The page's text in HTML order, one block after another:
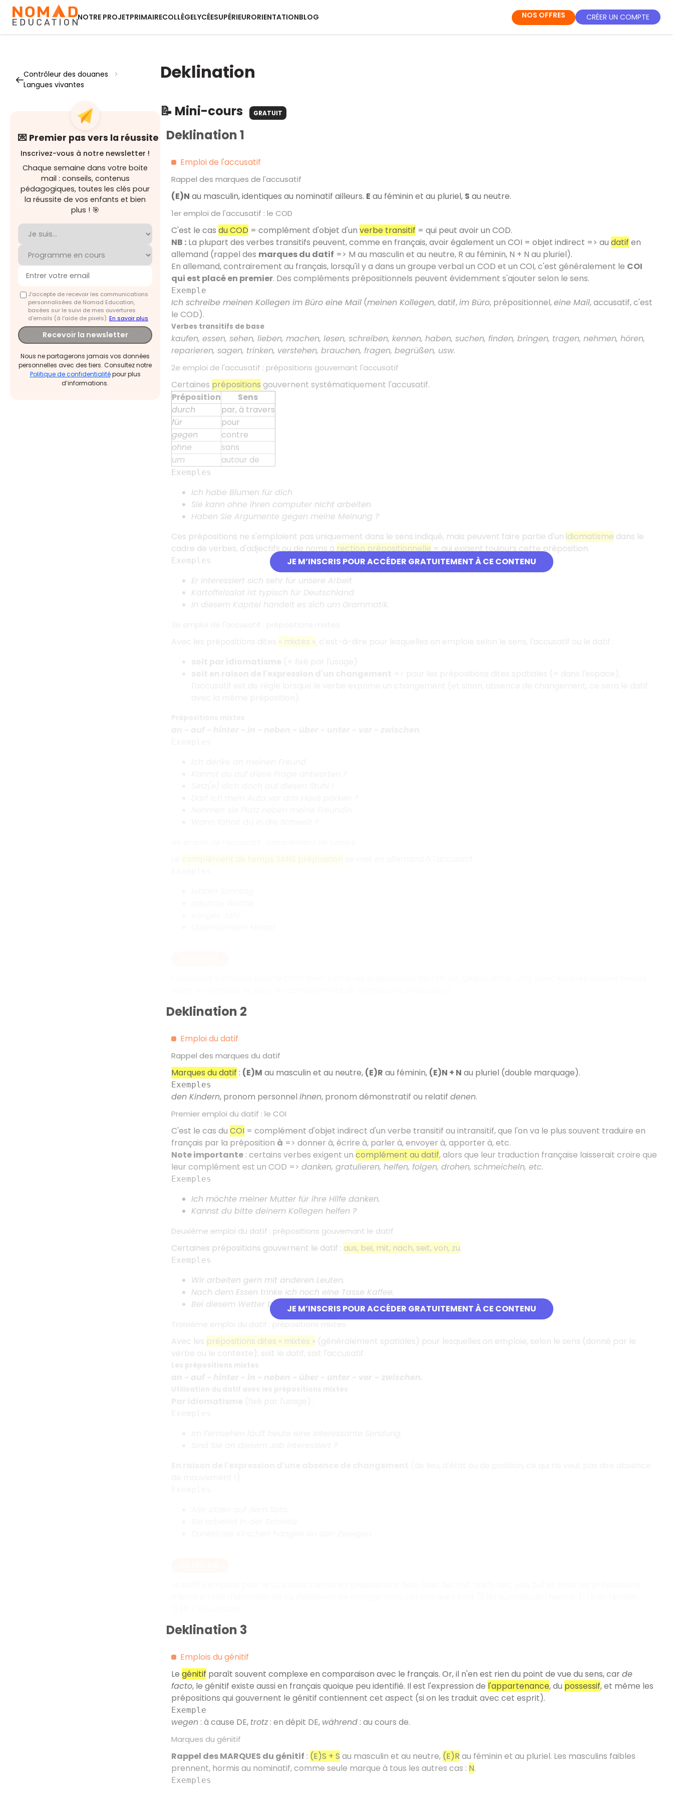
NOTRE PROJETPRIMAIRECOLLÈGELYCÉESUPÉRIEURORIENTATIONBLOG NOS OFFRES CRÉER UN COMPTE
Contrôleur des douanes
>
Langues vivantes
💌 Premier pas vers la réussite
Inscrivez-vous à notre newsletter !
Chaque semaine dans votre boite
mail : conseils, contenus
pédagogiques, toutes les clés pour
la réussite de vos enfants et bien
plus ! 🎯
J'accepte de recevoir les communications
personnalisées de Nomad Education,
basées sur le suivi de mes ouvertures
d'emails (à l’aide de pixels).En savoir plus
Recevoir la newsletter
Nous ne partagerons jamais vos données
personnelles avec des tiers. Consultez notre
Politique de confidentialitépour plus
d’informations.
Deklination
📝 Mini-cours GRATUIT
JE M’INSCRIS POUR ACCÉDER GRATUITEMENT À CE CONTENU
Deklination 1
Emploi de l'accusatif
Rappel des marques de l'accusatif
(E)N au masculin, identiques au nominatif ailleurs. E au féminin et au pluriel, S au neutre.
1er emploi de l'accusatif : le COD
C'est le cas du COD = complément d'objet d'un verbe transitif = qui peut avoir un COD.
NB :La plupart des verbes transitifs peuvent, comme en français, avoir également un COI = objet indirect => au datif en
allemand (rappel des marques du datif => M au masculin et au neutre, R au féminin, N + N au pluriel).
En allemand, contrairement au français, lorsqu'il y a dans un groupe verbal un COD et un COI, c'est généralement le COI
qui est placé en premier. Des compléments prépositionnels peuvent évidemment s'ajouter selon le sens.
Exemple
Ich schreibe meinen Kollegen im Büro eine Mail(meinen Kollegen, datif,im Büro, prépositionnel,eine Mail, accusatif, c'est
le COD).
Verbes transitifs de base
kaufen, essen, sehen, lieben, machen, lesen, schreiben, kennen, haben, suchen, finden, bringen, tragen, nehmen, hören,
reparieren, sagen, trinken, verstehen, brauchen, fragen, begrüßen, usw.
2e emploi de l'accusatif : prépositions gouvernant l'accusatif
Certaines prépositions gouvernent systématiquement l'accusatif.
Préposition
Sens
durch
par, à travers
für
pour
gegen
contre
ohne
sans
um
autour de
Exemples
Ich habe Blumen für dich
Sie kann ohne ihren computer nicht arbeiten
Haben Sie Argumente gegen meine Meinung ?
Ces prépositions ne s'emploient pas uniquement dans le sens indiqué, mais peuvent faire partie d'un idiomatisme dans le
cadre de verbes, d'adjectifs ou de noms àrection prépositionnelle= qui exigent toujours cette préposition.
Exemples
Er interessiert sich sehr für unsere Arbeit
Kartoffelsalat ist typisch für Deutschland
In diesem Kapitel handelt es sich um Grammatik.
« mixtes »
JE M’INSCRIS POUR ACCÉDER GRATUITEMENT À CE CONTENU
Deklination 2
Emploi du datif
Rappel des marques du datif
Marques du datif : (E)M au masculin et au neutre, (E)R au féminin, (E)N + N au pluriel (double marquage).
Exemples
den Kindern, pronom personnel ihnen, pronom démonstratif ou relatif denen.
Premier emploi du datif : le COI
C'est le cas du COI = complément d'objet indirect d'un verbe transitif ou intransitif, que l'on va le plus souvent traduire en
français par la préposition à => donner à, écrire à, parler à, envoyer à, apporter à, etc.
Note importante: certains verbes exigent un complément au datif, alors que leur traduction française laisserait croire que
leur complément est un COD => danken, gratulieren, helfen, folgen, drohen, schmeicheln, etc.
Exemples
Ich möchte meiner Mutter für ihre Hilfe danken.
Kannst du bitte deinem Kollegen helfen ?
Deuxième emploi du datif : prépositions gouvernant le datif
Certaines prépositions gouvernent le datif : aus, bei, mit, nach, seit, von, zu.
Exemples
Wir arbeiten gern mit anderen Leuten.
Nach dem Essen trinke ich noch eine Tasse Kaffee.
Bei diesem Wetter bleiben wir lieber zu Hause.
Troisième emploi du datif : prépositions mixtes
Avec les prépositions dites « mixtes » (généralement spatiales) pour lesquelles on emploie, selon le sens (donné par le
verbe ou le contexte), soit le datif, soit l'accusatif.
Les prépositions mixtes
Deklination 3
Emplois du génitif
Le génitif paraît souvent complexe en comparaison avec le français. Or, il n'en est rien du point de vue du sens, carde
facto, le génitif existe aussi en français quoique peu identifié. Il est l'expression de l'appartenance, du possessif, et même les
prépositions qui gouvernent le génitif contiennent cet aspect (si on les traduit avec cet esprit).
Exemple
wegen: à cause DE, trotz: en dépit DE, während: au cours de.
Marques du génitif
Rappel des MARQUES du génitif : (E)S + S au masculin et au neutre, (E)R au féminin et au pluriel. Les masculins faibles
prennent, hormis au nominatif, comme seule marque à tous les autres cas : N.
Exemples